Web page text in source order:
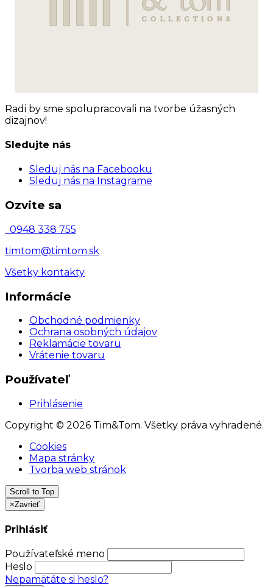
Radi by sme spolupracovali na tvorbe úžasných
dizajnov!
Sledujte nás
Sleduj nás na Facebooku
Sleduj nás na Instagrame
Ozvite sa
0948 338 755
timtom@timtom.sk
Všetky kontakty
Informácie
Obchodné podmienky
Ochrana osobných údajov
Reklamácie tovaru
Vrátenie tovaru
Používateľ
Prihlásenie
Copyright © 2026 Tim&Tom. Všetky práva vyhradené.
Cookies
Mapa stránky
Tvorba web stránok
Scroll to Top
×Zavrieť
Prihlásiť
Používateľské meno
Heslo
Nepamätáte si heslo?